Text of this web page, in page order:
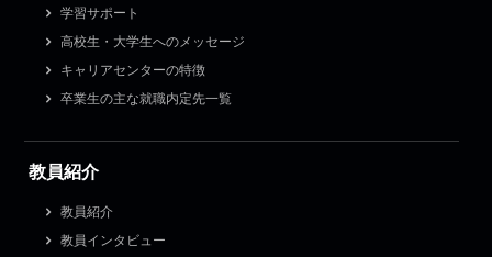
学習サポート
高校生・大学生へのメッセージ
キャリアセンターの特徴
卒業生の主な就職内定先一覧
教員紹介
教員紹介
教員インタビュー